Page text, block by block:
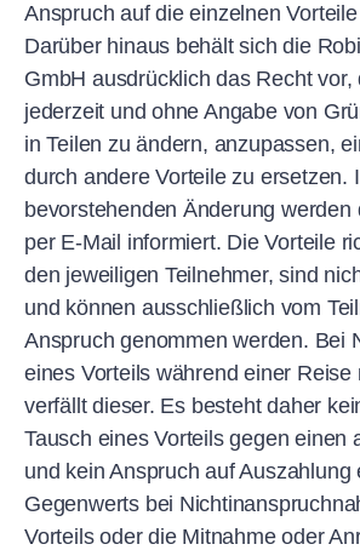
Anspruch auf die einzelnen
Darüber hinaus behält sich die
GmbH ausdrücklich das Recht vor,
jederzeit und ohne Angabe von
in Teilen zu ändern, anzupassen,
durch andere Vorteile zu ersetzen.
bevorstehenden Änderung werden
per E-Mail informiert. Die Vorteile
den jeweiligen Teilnehmer, sind
und können ausschließlich vom
Anspruch genommen werden. Bei
eines Vorteils während einer Reise
verfällt dieser. Es besteht daher
Tausch eines Vorteils gegen einen
und kein Anspruch auf Auszahlung
Gegenwerts bei
Vorteils oder die Mitnahme oder